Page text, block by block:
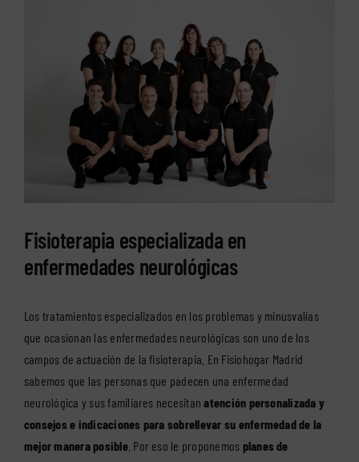
Fisioterapia especializada en
enfermedades neurológicas
Los tratamientos especializados en los problemas y minusvalías
que ocasionan las enfermedades neurológicas son uno de los
campos de actuación de la fisioterapia. En Fisiohogar Madrid
sabemos que las personas que padecen una enfermedad
neurológica y sus familiares necesitanatención personalizada y
consejos e indicaciones para sobrellevar su enfermedad de la
mejor manera posible. Por eso le proponemos planes de